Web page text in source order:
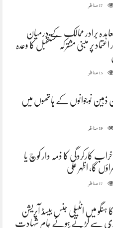
17مناظر
ہ برادر ممالک کے درمیان
پر مبنی مشترکہ مستقبل کا وعدہ
15مناظر
ذہین نوجوانوں کے ہاتھوں میں
19مناظر
کارکردگی کا ذمہ دار کوچ یا
گا، اظہر علی
17مناظر
ہنگو میں انٹیلی جنس بیسڈ آپریشن
سے لڑتے ہوئے جامِ شہادت